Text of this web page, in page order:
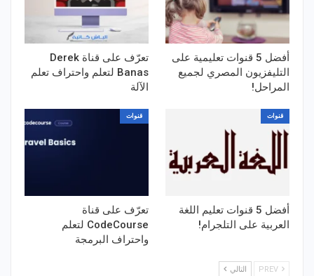
أفضل 5 قنوات تعليمية على
التليفزيون المصري لجميع
المراحل!
تعرّف على قناة Derek
Banas لتعلم واحتراف تعلم
الآلة
قنوات
أفضل 5 قنوات تعليم اللغة
العربية على التلجرام!
قنوات
تعرّف على قناة
CodeCourse لتعلم
واحتراف البرمجة
التالي